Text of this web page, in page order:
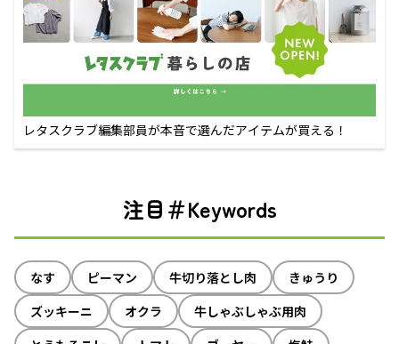
レタスクラブ編集部員が本音で選んだアイテムが買える！
注目＃Keywords
なす ピーマン 牛切り落とし肉
きゅうり
ズッキーニ
オクラ
牛しゃぶしゃぶ用肉